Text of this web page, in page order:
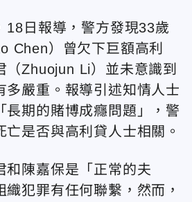
18日報導，警方發現33歲
Chen）曾欠下巨額高利
（Zhuojun Li）並未意識到
多嚴重。報導引述知情人士
長期的賭博成癮問題」，警
亡是否與高利貸人士相關。
和陳嘉保是「正常的夫
犯罪有任何聯繫，然而，